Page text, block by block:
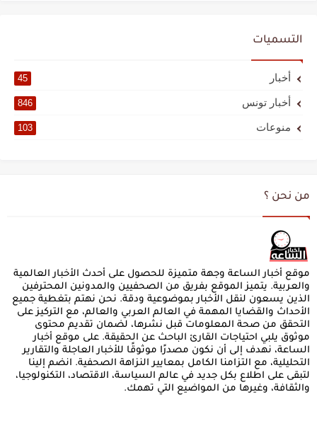
التسميات
أخبار 45
أخبار تونس 846
منوعات 103
من نحن ؟
موقع أخبار الساعة وجهة متميزة للحصول على أحدث الأخبار العالمية
والعربية. يتميز الموقع بفريق من الصحفيين والمدونين المحترفين
الذين يسعون لنقل الأخبار بموضوعية ودقة. نحن نهتم بتغطية جميع
الأحداث والقضايا المهمة في العالم العربي والعالم، مع التركيز على
التحقق من صحة المعلومات قبل نشرها، لضمان تقديم محتوى
موثوق يلبي احتياجات القارئ الباحث عن الحقيقة. على موقع أخبار
الساعة، نهدف إلى أن نكون مصدرًا موثوقًا للأخبار العاجلة والتقارير
التحليلية، مع التزامنا الكامل بمعايير النزاهة الصحفية. انضم إلينا
لتبقى على اطلاع بكل جديد في عالم السياسة، الاقتصاد، التكنولوجيا،
والثقافة، وغيرها من المواضيع التي تهمك.